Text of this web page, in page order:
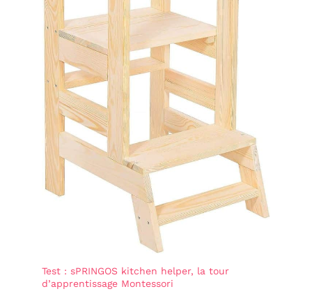
Test : sPRINGOS kitchen helper, la tour
d’apprentissage Montessori